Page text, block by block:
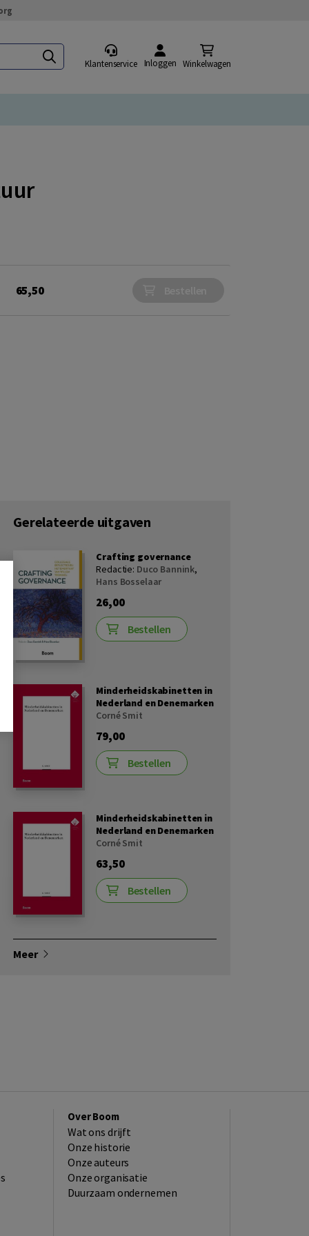
Klantenservice Inloggen Winkelwagen
65,50
Gerelateerde uitgaven
Crafting governance
Redactie: Duco Bannink,
Hans Bosselaar
26,00
Bestellen
Minderheidskabinetten in
Nederland en Denemarken
Corné Smit
79,00
Bestellen
Minderheidskabinetten in
Nederland en Denemarken
Corné Smit
63,50
Bestellen
Meer
Over Boom
Wat ons drijft
Onze historie
Onze auteurs
Onze organisatie
Duurzaam ondernemen